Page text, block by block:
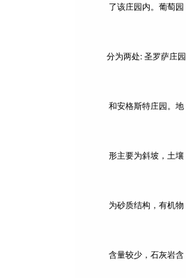
了该庄园内。葡萄园
分为两处: 圣罗萨庄园
和安格斯特庄园。地
形主要为斜坡，土壤
为砂质结构，有机物
含量较少，石灰岩含